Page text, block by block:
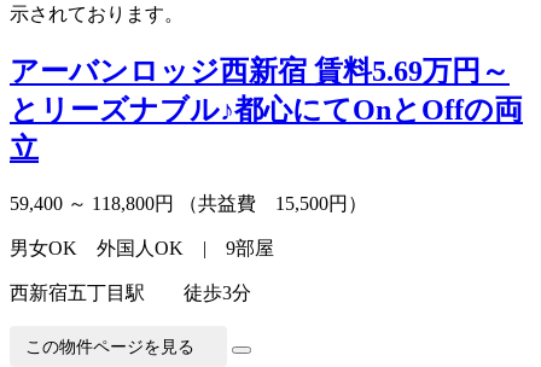
示されております。
アーバンロッジ西新宿 賃料5.69万円～
とリーズナブル♪都心にてOnとOffの両
立
59,400 ～ 118,800円 （共益費 15,500円）
男女OK 外国人OK | 9部屋
西新宿五丁目駅 徒歩3分
この物件ページを見る